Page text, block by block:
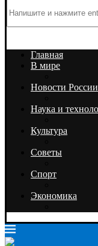
Главная
В мире
Новости России
Наука и
Культура
Советы
Спорт
Экономика